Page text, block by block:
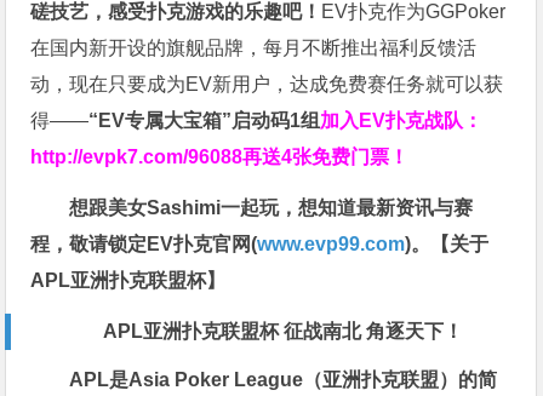
磋技艺，感受扑克游戏的乐趣吧！ EV扑克作为GGPoker
在国内新开设的旗舰品牌，每月不断推出福利反馈活
动，现在只要成为EV新用户，达成免费赛任务就可以获
得——“EV专属大宝箱”启动码1组 加入EV扑克战队：
http://evpk7.com/96088再送4张免费门票！
想跟美女Sashimi一起玩，想知道最新资讯与赛
程，敬请锁定EV扑克官网(www.evp99.com)。
【关于
APL亚洲扑克联盟杯】
APL亚洲扑克联盟杯 征战南北 角逐天下！
APL是Asia Poker League（亚洲扑克联盟）的简